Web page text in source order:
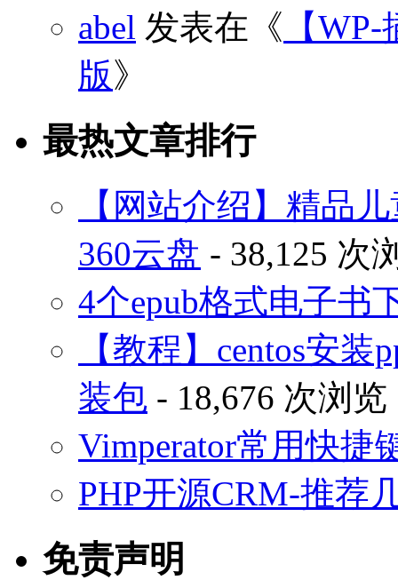
abel 发表在《 【
版》
最热文章排行
【网站介绍】精品
360云盘 - 38,125 次
4个epub格式电子书
【教程】centos安
装包 - 18,676 次浏览
Vimperator常用快捷
PHP开源CRM-推荐
免责声明